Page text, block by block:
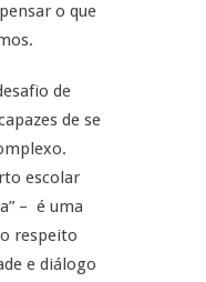
o que
de
de se
escolar
– é uma
respeito
e diálogo